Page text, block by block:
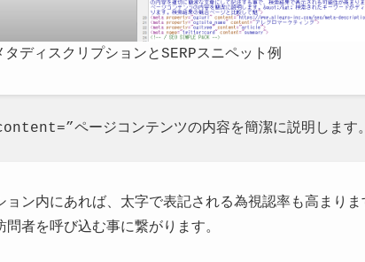
タディスクリプションとSERPスニペット例
ページコンテンツの内容を簡潔に説明します
ン内にあれば、太字で表記される為視認率も高まり
者を呼び込む事に繋がります。